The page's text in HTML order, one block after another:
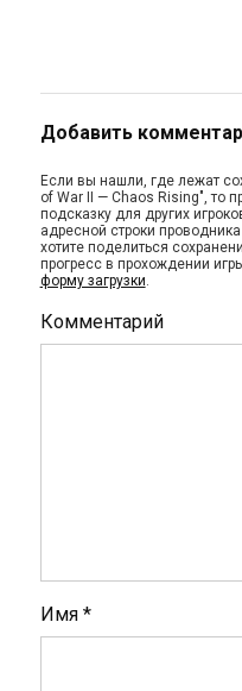
Добавить
Если вы нашли, где лежат
of War II — Chaos Rising", то
подсказку для других
адресной строки
хотите поделиться
прогресс в прохождении
форму загрузки.
Комментарий
Имя *